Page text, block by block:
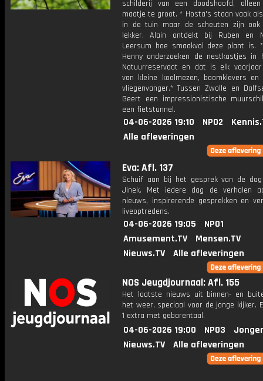
schilderij van een doodshoofd,
maatje te groot. * Hosta's staan vaak
in de tuin maar de scheuten zijn ook
lekker. Alain ontdekt bij Ruben en
Leersum hoe smaakvol deze plant is.
Henny onderzoeken de nestkastjes in
Natuurreservaat en dat is elk
van kleine koolmezen, boomklevers
vliegenvanger.* Tussen Zwolle en
Geert een impressionistische
een fietstunnel.
04-06-2026 19:10 NPO2
Alle afleveringen
Eva: Afl. 137
Schuif aan bij het gesprek van de
Jinek. Met iedere dag de verhalen
nieuws, inspirerende gesprekken en
liveoptredens.
04-06-2026 19:05
NPO1
Amusement.TV
Mensen.TV
Nieuws.TV
Alle afleveringen
NOS Jeugdjournaal: Afl. 155
Het laatste nieuws uit binnen- en
het weer, speciaal voor de jonge kijker.
1 extra met gebarentaal.
04-06-2026 19:00 NPO3
Nieuws.TV
Alle afleveringen